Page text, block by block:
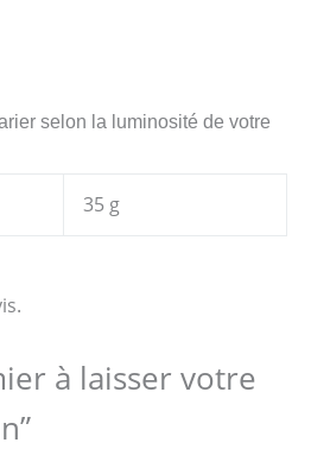
selon la luminosité de votre
35 g
à laisser votre